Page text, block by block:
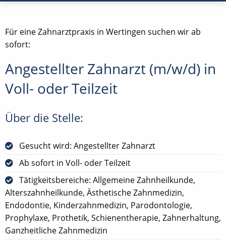
Für eine Zahnarztpraxis in Wertingen suchen wir ab
sofort:
Angestellter Zahnarzt (m/w/d) in
Voll- oder Teilzeit
Über die Stelle:
Gesucht wird: Angestellter Zahnarzt
Ab sofort in Voll- oder Teilzeit
Tätigkeitsbereiche: Allgemeine Zahnheilkunde,
Alterszahnheilkunde, Ästhetische Zahnmedizin,
Endodontie, Kinderzahnmedizin, Parodontologie,
Prophylaxe, Prothetik, Schienentherapie, Zahnerhaltung,
Ganzheitliche Zahnmedizin